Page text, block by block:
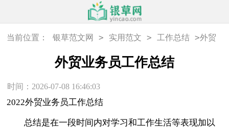
当前位置： 银草范文网 > 实用范文 > 工作总结 >外贸
外贸业务员工作总结
时间：2026-07-08 16:46:03
2022外贸业务员工作总结
总结是在一段时间内对学习和工作生活等表现加以